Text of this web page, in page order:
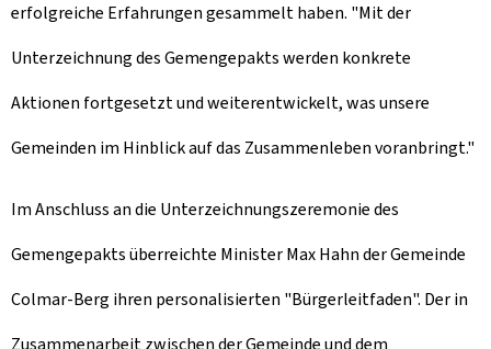
erfolgreiche Erfahrungen gesammelt haben. "Mit der
Unterzeichnung desGemengepaktswerden konkrete
Aktionen fortgesetzt und weiterentwickelt, was unsere
Gemeinden im Hinblick auf das Zusammenleben voranbringt."
Im Anschluss an die Unterzeichnungszeremonie des
Gemengepaktsüberreichte Minister Max Hahn der Gemeinde
Colmar-Berg ihren personalisierten "Bürgerleitfaden". Der in
Zusammenarbeit zwischen der Gemeinde und dem